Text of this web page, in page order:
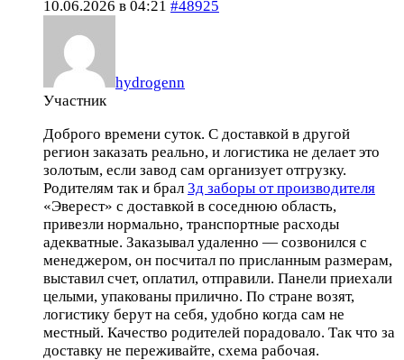
10.06.2026 в 04:21 #48925
hydrogenn
Участник
Доброго времени суток. С доставкой в другой
регион заказать реально, и логистика не делает это
золотым, если завод сам организует отгрузку.
Родителям так и брал 3д заборы от производителя
«Эверест» с доставкой в соседнюю область,
привезли нормально, транспортные расходы
адекватные. Заказывал удаленно — созвонился с
менеджером, он посчитал по присланным размерам,
выставил счет, оплатил, отправили. Панели приехали
целыми, упакованы прилично. По стране возят,
логистику берут на себя, удобно когда сам не
местный. Качество родителей порадовало. Так что за
доставку не переживайте, схема рабочая.